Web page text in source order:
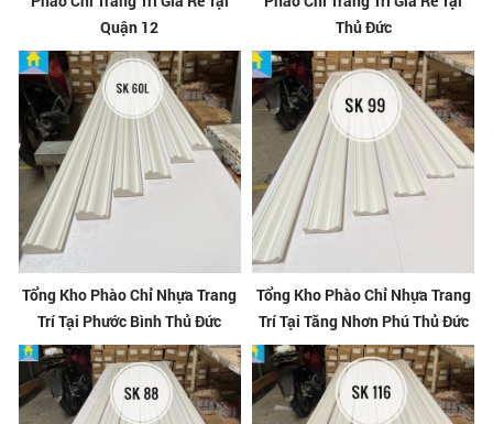
Quận 12
Thủ Đức
Tổng Kho Phào Chỉ Nhựa Trang
Trí Tại Phước Bình Thủ Đức
Tổng Kho Phào Chỉ Nhựa Trang
Trí Tại Tăng Nhơn Phú Thủ Đức